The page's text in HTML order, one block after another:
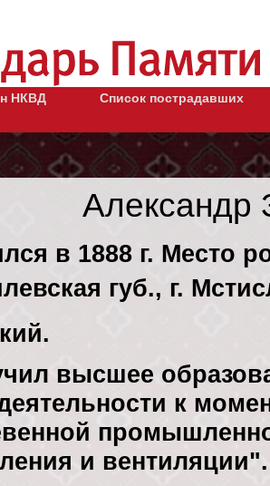
НКВД
Список пострадавших
Александр
в 1888 г. Место
губ., г.
высшее
к
и